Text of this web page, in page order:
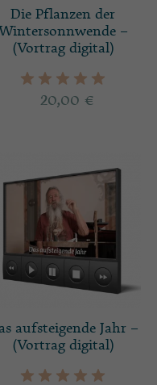
Die Pflanzen der
Wintersonnwende –
(Vortrag digital)
20,00 €
aufsteigende Jahr –
(Vortrag digital)